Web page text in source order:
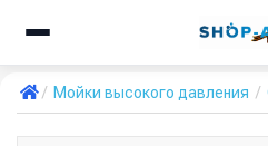
Мойки высокого давления